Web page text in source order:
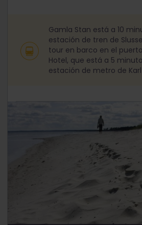
Gamla Stan está a 10
estación de tren de
tour en barco en el
Hotel, que está a 5
estación de metro de